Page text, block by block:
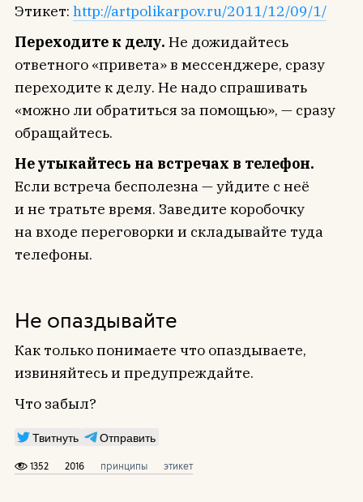
Этикет: http://artpolikarpov.ru/2011/12/09/1/
Переходите к делу. Не дожидайтесь
ответного «привета» в мессенджере, сразу
переходите к делу. Не надо спрашивать
«можно ли обратиться за помощью», — сразу
обращайтесь.
Не утыкайтесь на встречах в телефон.
Если встреча бесполезна — уйдите с неё
и не тратьте время. Заведите коробочку
на входе переговорки и складывайте туда
телефоны.
Не опаздывайте
Как только понимаете что опаздываете,
извиняйтесь и предупреждайте.
Что забыл?
Твитнуть Отправить
1352 2016 принципы этикет